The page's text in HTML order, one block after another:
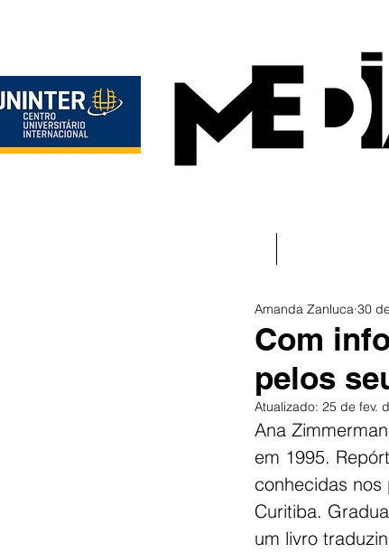
Com
pelos
Amanda Zanluca 30
Atualizado: 25 de fev.
Ana
em 1995.
conhecidas nos
Curitiba.
um livro